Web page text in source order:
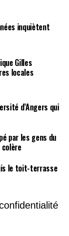
inquiètent
Gilles
locales
d’Angers qui
par les gens du
le toit-terrasse